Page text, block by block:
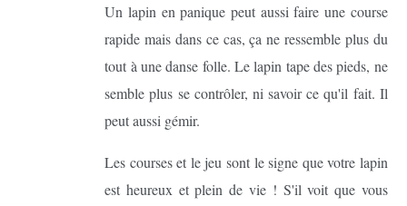
Un lapin en panique peut aussi faire une course
rapide mais dans ce cas, ça ne ressemble plus du
tout à une danse folle. Le lapin tape des pieds, ne
semble plus se contrôler, ni savoir ce qu'il fait. Il
peut aussi gémir.
Les courses et le jeu sont le signe que votre lapin
est heureux et plein de vie ! S'il voit que vous